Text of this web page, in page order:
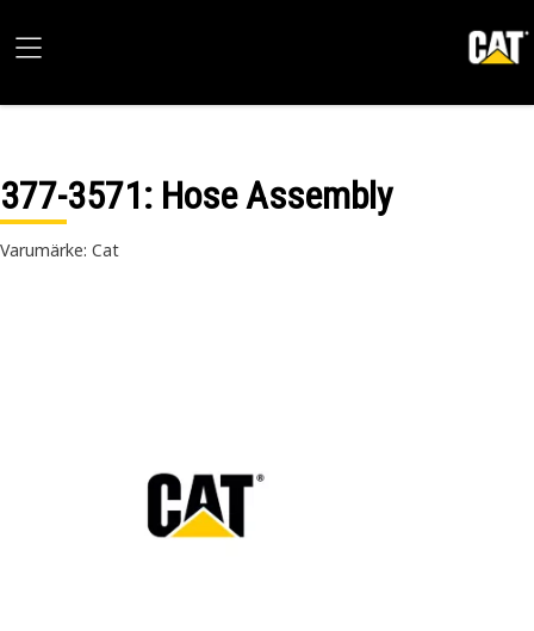
377-3571: Hose Assembly
Varumärke: Cat